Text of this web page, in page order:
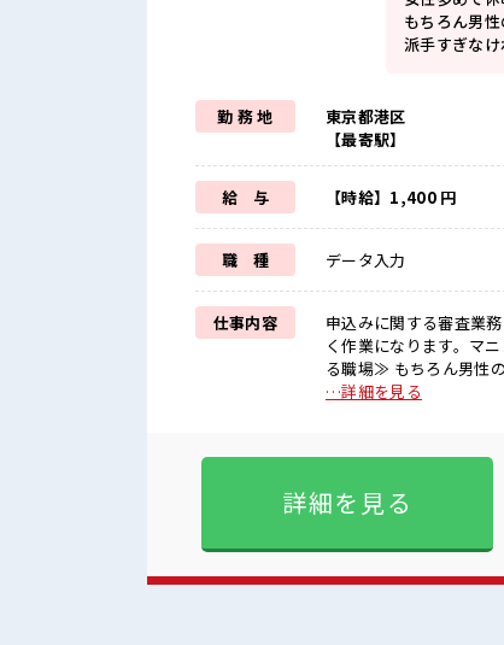
もちろん男
派手すぎな
勤 務 地
東京都港区
【最寄駅】
給 与 【時給】1,400 円
職 種 データ入力
仕事内容
申込みに関する審査業
く作業になります。マニュアルも
る職場≫ もちろん男性
によってはお願いする
く環境が整っています！
囲気 女性多めで休み
よ！ 派手すぎなければ
…詳細を見る
詳細を見る